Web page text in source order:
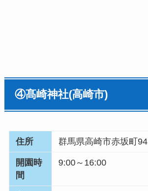
④髙崎神社(高崎市)
住所 群馬県高崎市赤坂町94
開園時
間
9:00～16:00